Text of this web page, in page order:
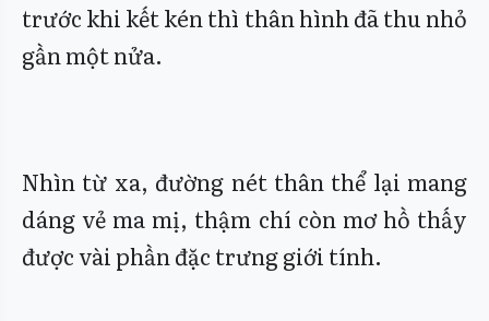
trước khi kết kén thì thân hình đã thu nhỏ
gần một nửa.
Nhìn từ xa, đường nét thân thể lại mang
dáng vẻ ma mị, thậm chí còn mơ hồ thấy
được vài phần đặc trưng giới tính.